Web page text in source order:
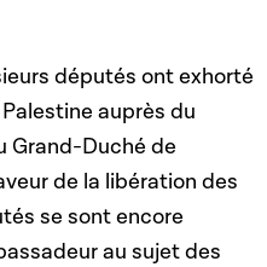
députés ont exhorté
auprès du
Grand-Duché de
de la libération des
se sont encore
au sujet des